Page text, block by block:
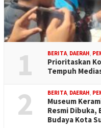
1 BERITA, DAERAH,
Prioritaskan
Tempuh
2 BERITA, DAERAH,
Museum
Resmi Dibuka,
Budaya Kota